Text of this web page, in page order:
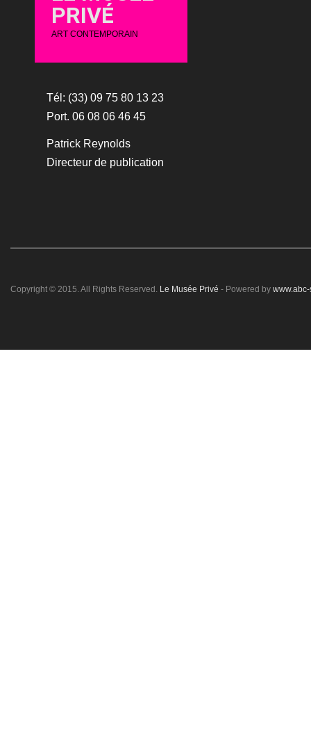
PRIVÉ
ART CONTEMPORAIN
Tél: (33) 09 75 80 13 23
Port. 06 08 06 46 45
Patrick Reynolds
Directeur de publication
Copyright © 2015. All Rights Reserved. Le Musée Privé - Powered by